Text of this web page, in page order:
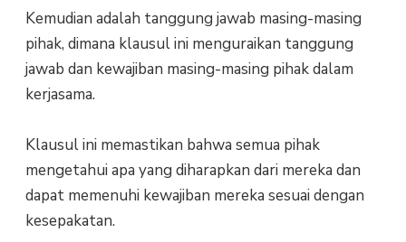
Kemudian adalah tanggung jawab masing-masing
pihak, dimana klausul ini menguraikan tanggung
jawab dan kewajiban masing-masing pihak dalam
kerjasama.
Klausul ini memastikan bahwa semua pihak
mengetahui apa yang diharapkan dari mereka dan
dapat memenuhi kewajiban mereka sesuai dengan
kesepakatan.